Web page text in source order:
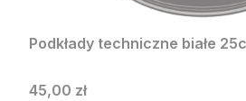
Podkłady techniczne białe
Cena
45,00 zł